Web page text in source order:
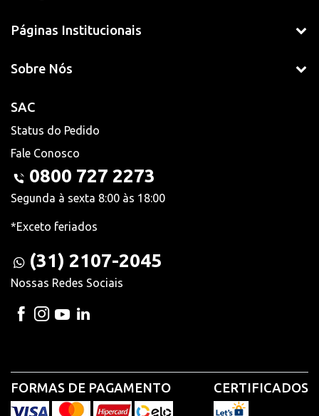
Páginas Institucionais
Sobre Nós
SAC
Status do Pedido
Fale Conosco
0800 727 2273
Segunda à sexta 8:00 às 18:00
*Exceto feriados
(31) 2107-2045
Nossas Redes Sociais
FORMAS DE PAGAMENTO CERTIFICADOS